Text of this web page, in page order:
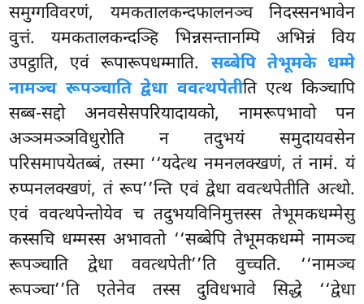
समुग्गविवरणं, यमकतालकन्दफालनञ्च निदस्सनभावेन
वुत्तं. यमकतालकन्दञ्हि भिन्नसन्तानम्पि अभिन्नं विय
उपट्ठाति, एवं रूपारूपधम्माति. सब्बेपि तेभूमके धम्मे
नामञ्च रूपञ्चाति द्वेधा ववत्थपेतीति एत्थ किञ्चापि
सब्ब-सद्दो अनवसेसपरियादायको, नामरूपभावो पन
अञ्ञमञ्ञविधुरोति न तदुभयं समुदायवसेन
परिसमापयेतब्बं, तस्मा ‘‘यदेत्थ नमनलक्खणं, तं नामं. यं
रुप्पनलक्खणं, तं रूप’’न्ति एवं द्वेधा ववत्थपेतीति अत्थो.
एवं ववत्थपेन्तोयेव च तदुभयविनिमुत्तस्स तेभूमकधम्मेसु
कस्सचि धम्मस्स अभावतो ‘‘सब्बेपि तेभूमकधम्मे नामञ्च
रूपञ्चाति द्वेधा ववत्थपेती’’ति वुच्चति. ‘‘नामञ्च
रूपञ्चा’’ति एतेनेव तस्स दुविधभावे सिद्धे ‘‘द्वेधा